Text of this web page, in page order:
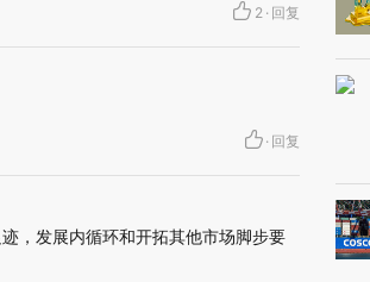
2 · 回复
· 回复
，发展内循环和开拓其他市场脚步要